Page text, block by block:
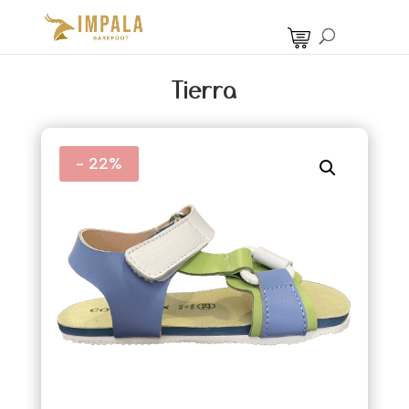
Tierra
- 22%